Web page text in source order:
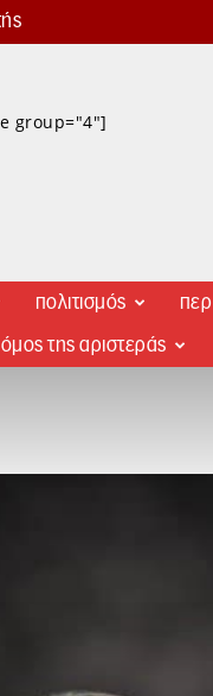
group="4"]
πολιτισμός
της αριστεράς